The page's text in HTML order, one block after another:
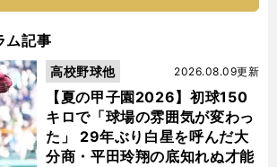
ム記事
【夏の甲子園2026】初球150
キロで「球場の雰囲気が変わっ
た」 29年ぶり白星を呼んだ大
分商・平田玲翔の底知れぬ才能
2026.08.09更新
高校野球他